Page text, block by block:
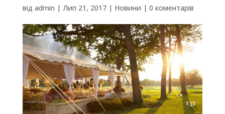
від admin | Лип 21, 2017| Новини | 0 коментарів